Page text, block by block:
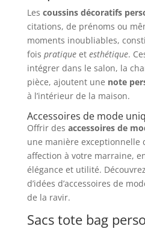
Les coussins décoratifs
citations, de prénoms ou
moments inoubliables,
fois pratiqueet esthétique.
intégrer dans le salon, la
pièce, ajoutent une note
à l’intérieur de la maison.
Accessoires de mode
Offrir des accessoires de
une manière exceptionnelle
affection à votre marraine,
élégance et utilité.
d’idées d’accessoires de
de la ravir.
Sacs tote bag